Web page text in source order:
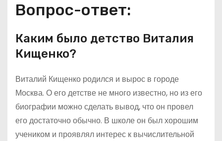
Вопрос-ответ:
Каким было детство Виталия
Кищенко?
Виталий Кищенко родился и вырос в городе
Москва. О его детстве не много известно, но из его
биографии можно сделать вывод, что он провел
его достаточно обычно. В школе он был хорошим
учеником и проявлял интерес к вычислительной